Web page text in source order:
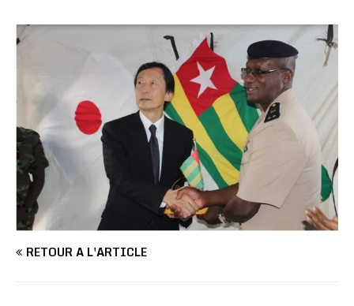
RETOUR À L'ARTICLE